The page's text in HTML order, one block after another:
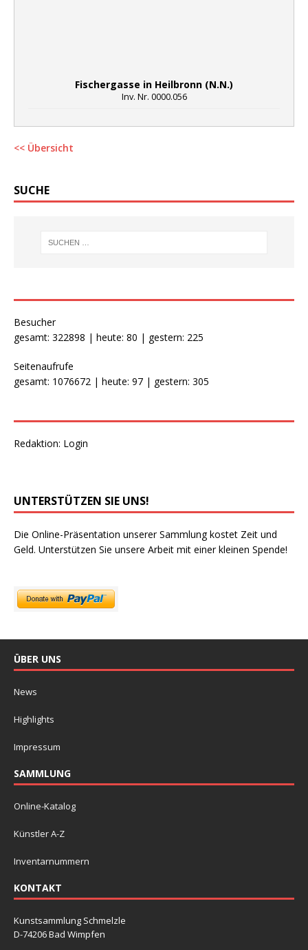
Fischergasse in Heilbronn (N.N.)
Inv. Nr. 0000.056
<< Übersicht
SUCHE
Besucher
gesamt: 322898 | heute: 80 | gestern: 225
Seitenaufrufe
gesamt: 1076672 | heute: 97 | gestern: 305
Redaktion: Login
UNTERSTÜTZEN SIE UNS!
Die Online-Präsentation unserer Sammlung kostet Zeit und
Geld. Unterstützen Sie unsere Arbeit mit einer kleinen Spende!
ÜBER UNS
News
Highlights
Impressum
SAMMLUNG
Online-Katalog
Künstler A-Z
Inventarnummern
KONTAKT
Kunstsammlung Schmelzle
D-74206 Bad Wimpfen